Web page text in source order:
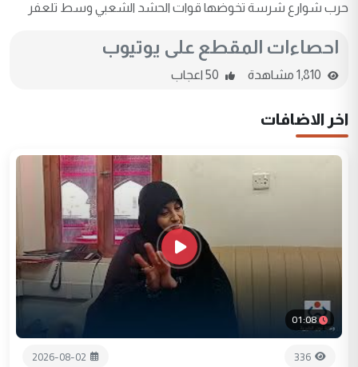
حرب شوارع شرسة تخوضها قوات الحشد الشعبي وسط تلعفر
احصاءات المقطع على يوتيوب
اخر الاضافات
01:08
336
2026-08-02